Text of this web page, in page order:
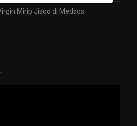
Mirip Jisoo di Medsos